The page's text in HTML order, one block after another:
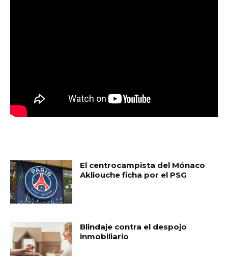
El centrocampista del Mónaco
Akliouche ficha por el PSG
Blindaje contra el despojo
inmobiliario